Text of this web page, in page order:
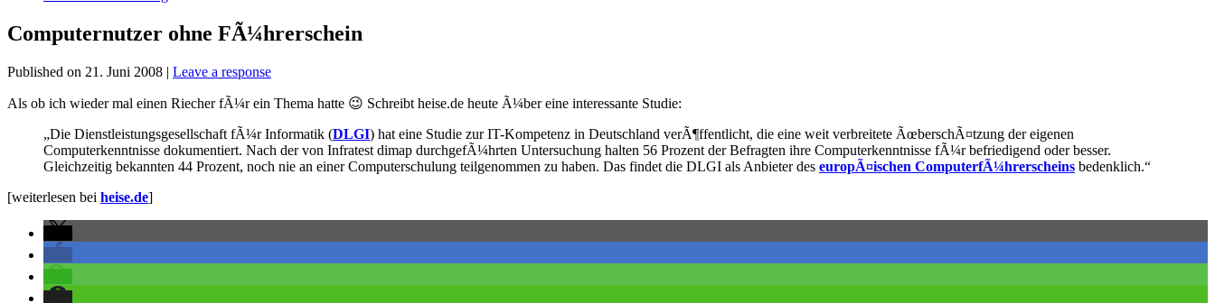
Computernutzer ohne FÃ¼hrerschein
Published on 21. Juni 2008 | Leave a response
Als ob ich wieder mal einen Riecher fÃ¼r ein Thema hatte 😉 Schreibt heise.de heute Ã¼ber eine interessante Studie:
„Die Dienstleistungsgesellschaft fÃ¼r Informatik (DLGI) hat eine Studie zur IT-Kompetenz in Deutschland verÃ¶ffentlicht, die eine weit verbreitete ÃœberschÃ¤tzung der eigenen
Computerkenntnisse dokumentiert. Nach der von Infratest dimap durchgefÃ¼hrten Untersuchung halten 56 Prozent der Befragten ihre Computerkenntnisse fÃ¼r befriedigend oder besser.
Gleichzeitig bekannten 44 Prozent, noch nie an einer Computerschulung teilgenommen zu haben. Das findet die DLGI als Anbieter des europÃ¤ischen ComputerfÃ¼hrerscheins bedenklich.“
[weiterlesen bei heise.de]